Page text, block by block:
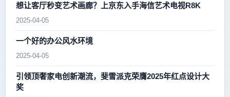
想让客厅秒变艺术画廊？上京东入手海信艺术电视R8K
2025-04-05
一个好的办公风水环境
2025-04-05
引领顶奢家电创新潮流，斐雪派克荣膺2025年红点设计大
奖